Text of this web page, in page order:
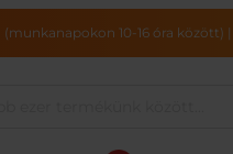
(munkanapokon 10-16 óra között) |